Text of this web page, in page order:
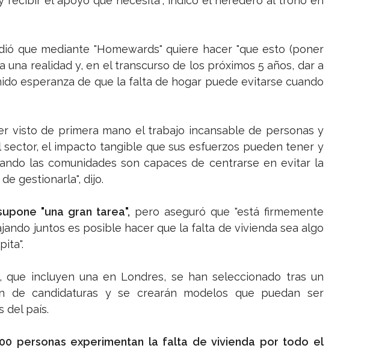
que mediante "Homewards" quiere hacer "que esto (poner
una realidad y, en el transcurso de los próximos 5 años, dar a
esperanza de que la falta de hogar puede evitarse cuando
visto de primera mano el trabajo incansable de personas y
el impacto tangible que sus esfuerzos pueden tener y
las comunidades son capaces de centrarse en evitar la
gestionarla", dijo.
"una gran tarea", pero aseguró que "está firmemente
juntos es posible hacer que la falta de vivienda sea algo
que incluyen una en Londres, se han seleccionado tras un
de candidaturas y se crearán modelos que puedan ser
del país.
personas experimentan la falta de vivienda por todo el